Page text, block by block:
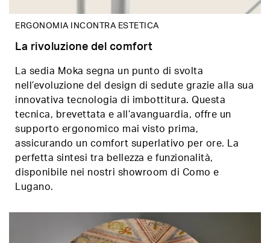
ERGONOMIA INCONTRA ESTETICA
La rivoluzione del comfort
La sedia Moka segna un punto di svolta
nell’evoluzione del design di sedute grazie alla sua
innovativa tecnologia di imbottitura. Questa
tecnica, brevettata e all’avanguardia, offre un
supporto ergonomico mai visto prima,
assicurando un comfort superlativo per ore. La
perfetta sintesi tra bellezza e funzionalità,
disponibile nei nostri showroom di Como e
Lugano.